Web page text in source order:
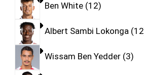
Ben White 12
Albert Sambi Lokonga 12
Wissam Ben Yedder 3